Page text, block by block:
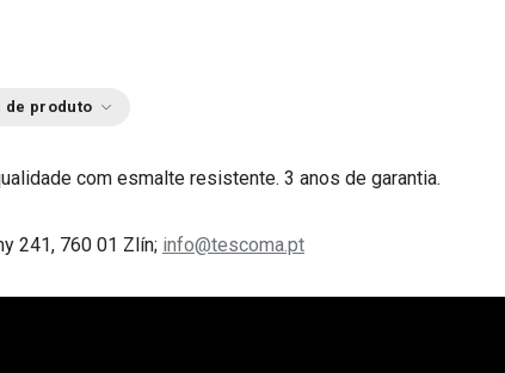
de produto
com esmalte resistente. 3 anos de garantia.
241, 760 01 Zlín; info@tescoma.pt